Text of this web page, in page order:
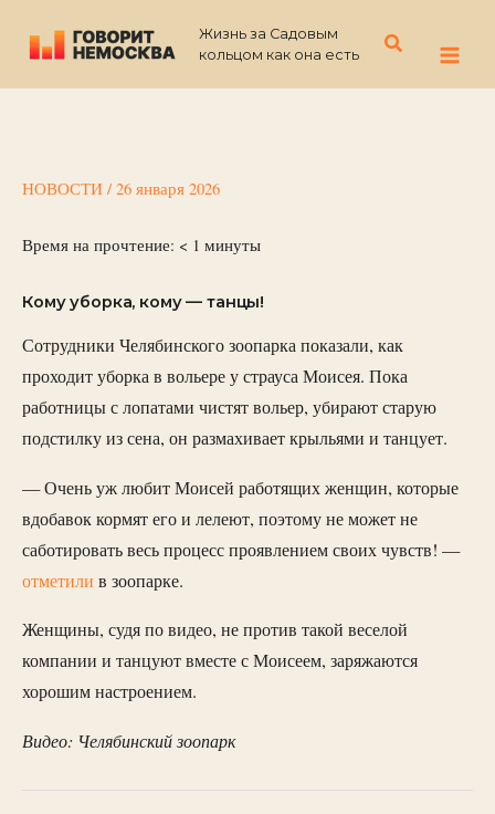
содержимому
Жизнь за Садовым
кольцом как она есть
Поиск
НОВОСТИ / 26 января 2026
Время на прочтение: < 1 минуты
Кому уборка, кому — танцы!
Сотрудники Челябинского зоопарка показали, как
проходит уборка в вольере у страуса Моисея. Пока
работницы с лопатами чистят вольер, убирают старую
подстилку из сена, он размахивает крыльями и танцует.
— Очень уж любит Моисей работящих женщин, которые
вдобавок кормят его и лелеют, поэтому не может не
саботировать весь процесс проявлением своих чувств! —
отметили в зоопарке.
Женщины, судя по видео, не против такой веселой
компании и танцуют вместе с Моисеем, заряжаются
хорошим настроением.
Видео: Челябинский зоопарк